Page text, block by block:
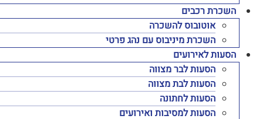
השכרת רכבים
אוטובוס להשכרה
השכרת מיניבוס עם נהג פרטי
הסעות לאירועים
הסעות לבר מצווה
הסעות לבת מצווה
הסעות לחתונה
הסעות למסיבות ואירועים